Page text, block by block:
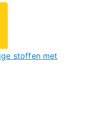
stoffen met